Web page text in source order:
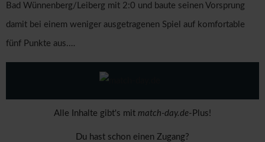
Bad Wünnenberg/Leiberg mit 2:0 und baute seinen Vorsprung
damit bei einem weniger ausgetragenen Spiel auf komfortable
fünf Punkte aus.…
Alle Inhalte gibt's mit match-day.de-Plus!
Du hast schon einen Zugang?